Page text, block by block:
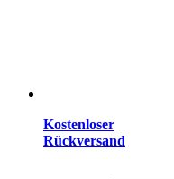
Kostenloser
Rückversand